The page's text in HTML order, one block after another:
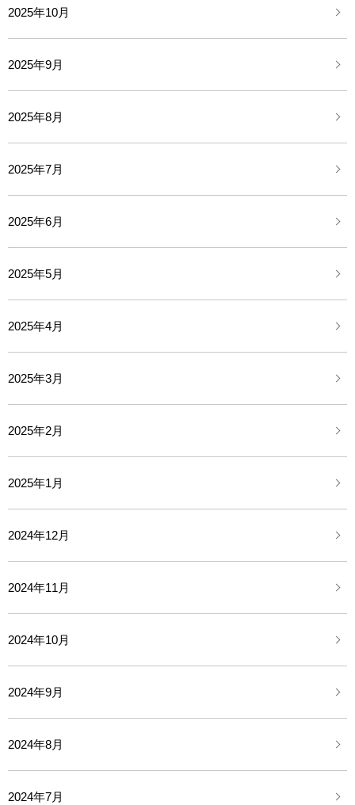
2025年10月
2025年9月
2025年8月
2025年7月
2025年6月
2025年5月
2025年4月
2025年3月
2025年2月
2025年1月
2024年12月
2024年11月
2024年10月
2024年9月
2024年8月
2024年7月